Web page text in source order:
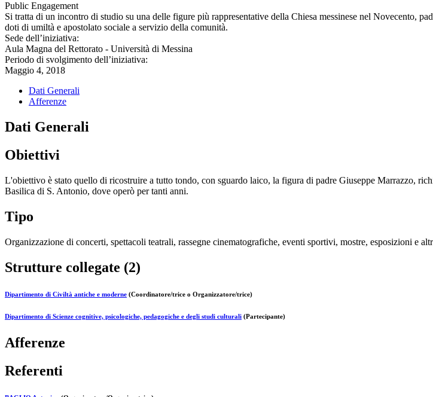
Public Engagement
Si tratta di un incontro di studio su una delle figure più rappresentative della Chiesa messinese nel Novecento,
doti di umiltà e apostolato sociale a servizio della comunità.
Sede dell’iniziativa:
Aula Magna del Rettorato - Università di Messina
Periodo di svolgimento dell’iniziativa:
Maggio 4, 2018
Dati Generali
Afferenze
Dati Generali
Obiettivi
L'obiettivo è stato quello di ricostruire a tutto tondo, con sguardo laico, la figura di padre Giuseppe Marrazzo,
Basilica di S. Antonio, dove operò per tanti anni.
Tipo
Organizzazione di concerti, spettacoli teatrali, rassegne cinematografiche, eventi sportivi, mostre, esposizioni e
Strutture collegate (2)
Dipartimento di Civiltà antiche e moderne (Coordinatore/trice o Organizzatore/trice)
Dipartimento di Scienze cognitive, psicologiche, pedagogiche e degli studi culturali (Partecipante)
Afferenze
Referenti